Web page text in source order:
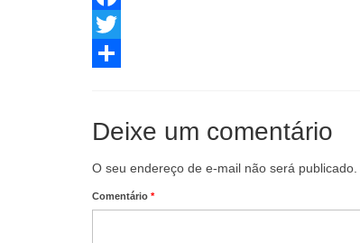
Facebook
Twitter
Deixe um comentário
O seu endereço de e-mail não será publicado.
Comentário *